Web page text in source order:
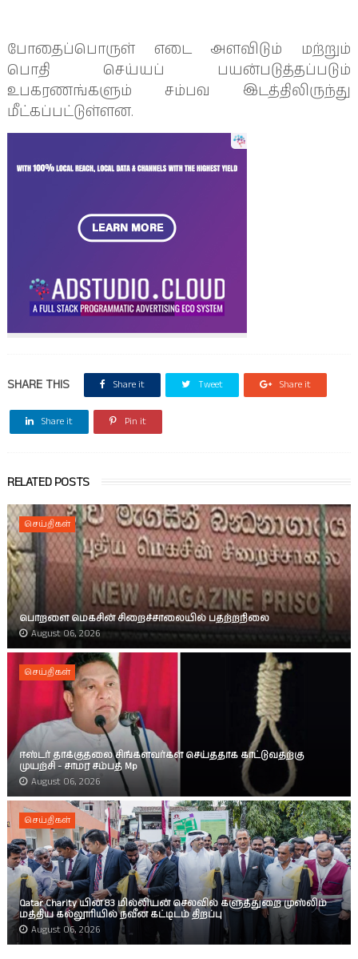
போதைப்பொருள் எடை அளவிடும் மற்றும்
பொதி செய்யப் பயன்படுத்தப்படும்
உபகரணங்களும் சம்பவ இடத்திலிருந்து
மீட்கப்பட்டுள்ளன.
SHARE THIS Share it Tweet Share it
Share it Pin it
RELATED POSTS
செய்திகள்
பொறளை மெகசின் சிறைச்சாலையில் பதற்றநிலை
August 06, 2026
செய்திகள்
ஈஸ்டர் தாக்குதலை சிங்களவர்கள் செய்ததாக காட்டுவதற்கு
முயற்சி - சாமர சம்பத் Mp
August 06, 2026
செய்திகள்
Qatar Charity யின் 83 மில்லியன் செலவில் களுத்துறை முஸ்லிம்
மத்திய கல்லூரியில் நவீன கட்டிடம் திறப்பு
August 06, 2026